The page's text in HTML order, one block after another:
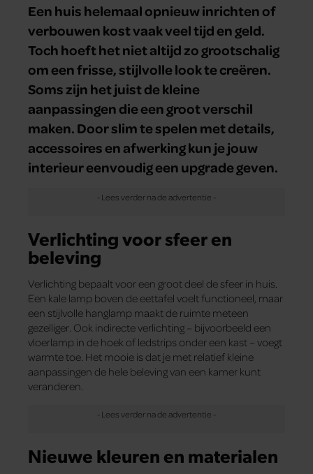
Een huis helemaal opnieuw inrichten of
verbouwen kost vaak veel tijd en geld.
Toch hoeft het niet altijd zo grootschalig
om een frisse, stijlvolle look te creëren.
Soms zijn het juist de kleine
aanpassingen die een groot verschil
maken. Door slim te spelen met details,
accessoires en afwerking kun je jouw
interieur eenvoudig een upgrade geven.
Verlichting voor sfeer en
beleving
Verlichting bepaalt voor een groot deel de sfeer in huis.
Een kale lamp boven de eettafel voelt functioneel, maar
een stijlvolle hanglamp maakt de ruimte meteen
gezelliger. Ook indirecte verlichting – bijvoorbeeld een
vloerlamp in de hoek of ledstrips onder een kast – voegt
warmte toe. Het mooie is dat je met relatief kleine
aanpassingen de hele beleving van een kamer kunt
veranderen.
Nieuwe kleuren en materialen